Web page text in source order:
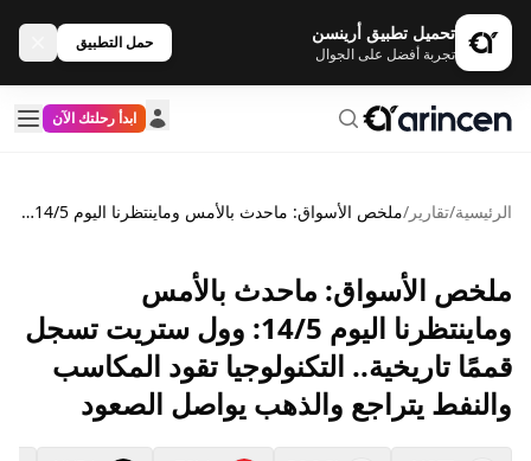
تحميل تطبيق أرينسن
تجربة أفضل على الجوال
حمل التطبيق
ابدأ رحلتك الآن
الرئيسية/تقارير / ملخص الأسواق: ماحدث بالأمس وماينتظرنا اليوم 14/5: وول ستريت تسجل قممًا تاريخية.. التكنولوجيا تقود المكاسب والنفط يتراجع والذهب يواصل الصعود
ملخص الأسواق: ماحدث بالأمس
وماينتظرنا اليوم 14/5: وول ستريت تسجل
قممًا تاريخية.. التكنولوجيا تقود المكاسب
والنفط يتراجع والذهب يواصل الصعود